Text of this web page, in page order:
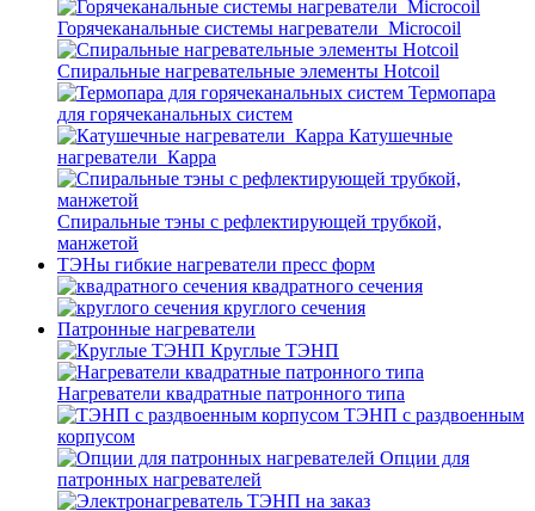
Горячеканальные системы нагреватели_Microcoil
Спиральные нагревательные элементы Hotcoil
Термопара
для горячеканальных систем
Катушечные
нагреватели_Карра
Спиральные тэны с рефлектирующей трубкой,
манжетой
ТЭНы гибкие нагреватели пресс форм
квадратного сечения
круглого сечения
Патронные нагреватели
Круглые ТЭНП
Нагреватели квадратные патронного типа
ТЭНП с раздвоенным
корпусом
Опции для
патронных нагревателей